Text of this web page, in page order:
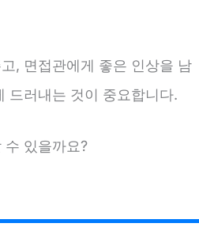
, 면접관에게 좋은 인상을 남
드러내는 것이 중요합니다.
수 있을까요?